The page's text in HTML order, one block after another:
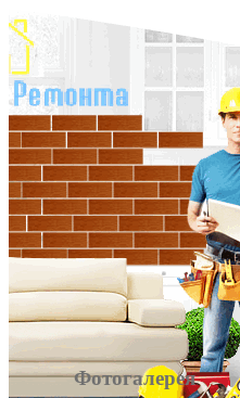
Фотогалерея